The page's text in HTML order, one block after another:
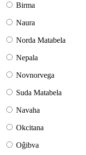
Birma
Naura
Norda Matabela
Nepala
Novnorvega
Suda Matabela
Navaha
Okcitana
Oĝibva